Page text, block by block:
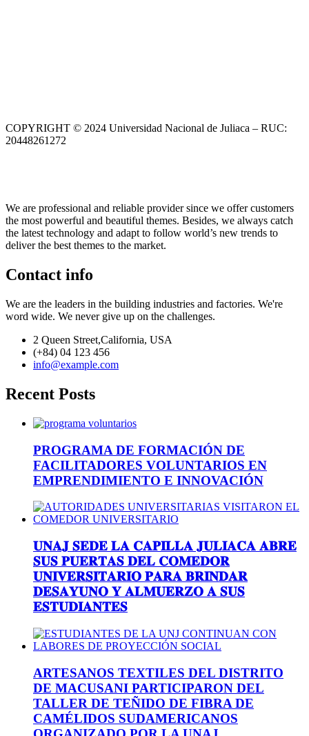
COPYRIGHT © 2024 Universidad Nacional de Juliaca – RUC:
20448261272
We are professional and reliable provider since we offer customers
the most powerful and beautiful themes. Besides, we always catch
the latest technology and adapt to follow world’s new trends to
deliver the best themes to the market.
Contact info
We are the leaders in the building industries and factories. We're
word wide. We never give up on the challenges.
2 Queen Street,California, USA
(+84) 04 123 456
info@example.com
Recent Posts
PROGRAMA DE FORMACIÓN DE
FACILITADORES VOLUNTARIOS EN
EMPRENDIMIENTO E INNOVACIÓN
𝐔𝐍𝐀𝐉 𝐒𝐄𝐃𝐄 𝐋𝐀 𝐂𝐀𝐏𝐈𝐋𝐋𝐀 𝐉𝐔𝐋𝐈𝐀𝐂𝐀 𝐀𝐁𝐑𝐄
𝐒𝐔𝐒 𝐏𝐔𝐄𝐑𝐓𝐀𝐒 𝐃𝐄𝐋 𝐂𝐎𝐌𝐄𝐃𝐎𝐑
𝐔𝐍𝐈𝐕𝐄𝐑𝐒𝐈𝐓𝐀𝐑𝐈𝐎 𝐏𝐀𝐑𝐀 𝐁𝐑𝐈𝐍𝐃𝐀𝐑
𝐃𝐄𝐒𝐀𝐘𝐔𝐍𝐎 𝐘 𝐀𝐋𝐌𝐔𝐄𝐑𝐙𝐎 𝐀 𝐒𝐔𝐒
𝐄𝐒𝐓𝐔𝐃𝐈𝐀𝐍𝐓𝐄𝐒
ARTESANOS TEXTILES DEL DISTRITO
DE MACUSANI PARTICIPARON DEL
TALLER DE TEÑIDO DE FIBRA DE
CAMÉLIDOS SUDAMERICANOS